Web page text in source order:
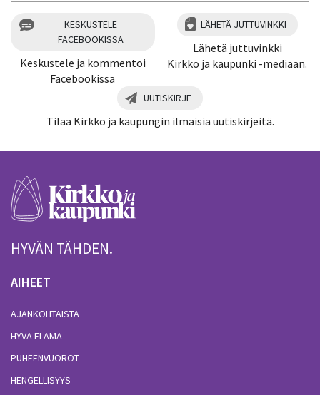
KESKUSTELE
FACEBOOKISSA
Keskustele ja kommentoi
Facebookissa
LÄHETÄ JUTTUVINKKI
Lähetä juttuvinkki
Kirkko ja kaupunki -mediaan.
UUTISKIRJE
Tilaa Kirkko ja kaupungin ilmaisia uutiskirjeitä.
HYVÄN TÄHDEN.
AIHEET
AJANKOHTAISTA
HYVÄ ELÄMÄ
PUHEENVUOROT
HENGELLISYYS